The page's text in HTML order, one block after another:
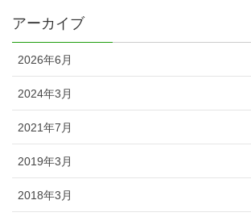
アーカイブ
2026年6月
2024年3月
2021年7月
2019年3月
2018年3月